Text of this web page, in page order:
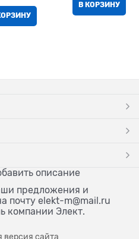
В КОРЗИНУ
описание
предложения и
почту elekt-m@mail.ru
компании Элект.
версия сайта